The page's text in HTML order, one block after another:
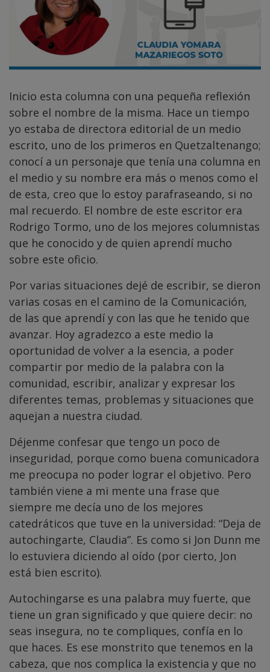
Inicio esta columna con una pequeña reflexión
sobre el nombre de la misma. Hace un tiempo
yo estaba de directora editorial de un medio
escrito, uno de los primeros en Quetzaltenango;
conocí a un personaje que tenía una columna en
el medio y su nombre era más o menos como el
de esta, creo que lo estoy parafraseando, si no
mal recuerdo. El nombre de este escritor era
Rodrigo Tormo, uno de los mejores columnistas
que he conocido y de quien aprendí mucho
sobre este oficio.
Por varias situaciones dejé de escribir, se dieron
varias cosas en el camino de la Comunicación,
de las que aprendí y con las que he tenido que
avanzar. Hoy agradezco a este medio la
oportunidad de volver a la esencia, a poder
compartir por medio de la palabra con la
comunidad, escribir, analizar y expresar los
diferentes temas, problemas y situaciones que
aquejan a nuestra ciudad.
Déjenme confesar que tengo un poco de
inseguridad, porque como buena comunicadora
me preocupa no poder lograr el objetivo. Pero
también viene a mi mente una frase que
siempre me decía uno de los mejores
catedráticos que tuve en la universidad: “Deja de
autochingarte, Claudia”. Es como si Jon Dunn me
lo estuviera diciendo al oído (por cierto, Jon
está bien escrito).
Autochingarse es una palabra muy fuerte, que
tiene un gran significado y que quiere decir: no
seas insegura, no te compliques, confía en lo
que haces. Es ese monstrito que tenemos en la
cabeza, que nos complica la existencia y que no